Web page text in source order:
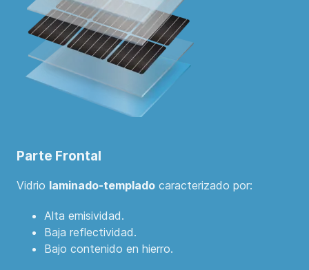
Parte Frontal
Vidrio laminado-templadocaracterizado por:
Alta emisividad.
Baja reflectividad.
Bajo contenido en hierro.